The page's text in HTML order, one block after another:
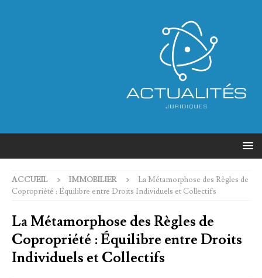
ACCUEIL IMMOBILIER
La Métamorphose des Règles de
Copropriété : Équilibre entre Droits Individuels et Collectifs
La Métamorphose des Règles de
Copropriété : Équilibre entre Droits
Individuels et Collectifs